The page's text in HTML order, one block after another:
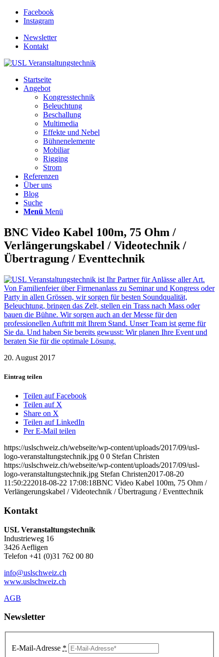
Facebook
Instagram
Newsletter
Kontakt
Startseite
Angebot
Kongresstechnik
Beleuchtung
Beschallung
Multimedia
Effekte und Nebel
Bühnenelemente
Mobiliar
Rigging
Strom
Referenzen
Über uns
Blog
Suche
Menü Menü
BNC Video Kabel 100m, 75 Ohm /
Verlängerungskabel / Videotechnik /
Übertragung / Eventtechnik
20. August 2017
Eintrag teilen
Teilen auf Facebook
Teilen auf X
Share on X
Teilen auf LinkedIn
Per E-Mail teilen
https://uslschweiz.ch/webseite/wp-content/uploads/2017/09/usl-
logo-veranstaltungstechnik.jpg 0 0 Stefan Christen
https://uslschweiz.ch/webseite/wp-content/uploads/2017/09/usl-
logo-veranstaltungstechnik.jpg Stefan Christen2017-08-20
11:50:222018-08-22 17:08:18BNC Video Kabel 100m, 75 Ohm /
Verlängerungskabel / Videotechnik / Übertragung / Eventtechnik
Kontakt
USL Veranstaltungstechnik
Industrieweg 16
3426 Aefligen
Telefon +41 (0)31 762 00 80
info@uslschweiz.ch
www.uslschweiz.ch
AGB
Newsletter
E-Mail-Adresse *